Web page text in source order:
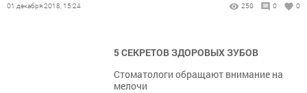
01 декабря 2018, 15:24 250 0 0
5 СЕКРЕТОВ ЗДОРОВЫХ ЗУБОВ
Стоматологи обращают внимание на
мелочи